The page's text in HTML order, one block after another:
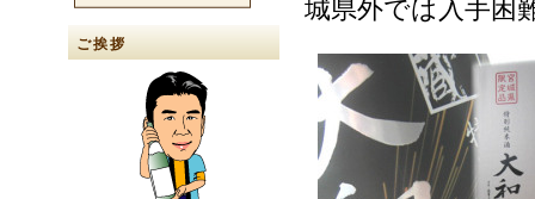
ご挨拶
城県外では入手困